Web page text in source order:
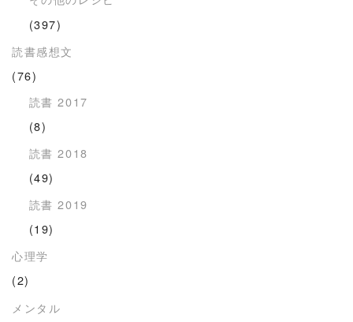
(397)
読書感想文
(76)
読書 2017
(8)
読書 2018
(49)
読書 2019
(19)
心理学
(2)
メンタル